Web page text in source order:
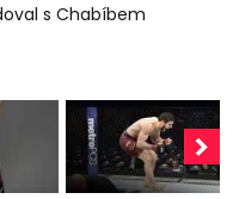
s Chabíbem